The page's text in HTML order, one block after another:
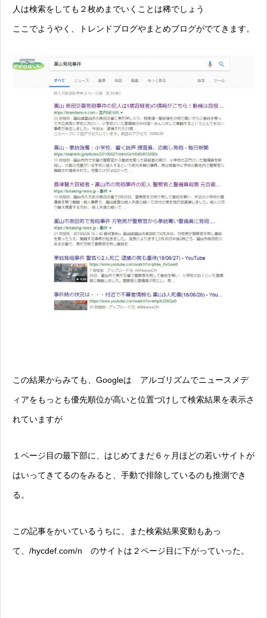
人は検索をしても２枚めまでいくことは稀でしょう
ここでようやく、トレンドブログやまとめブログがでてきます。
この結果からみても、Googleは アルゴリズムでニュースメデ
ィアをもっとも優先順位が高いと位置づけして検索結果を表示さ
れていますが
１ページ目の最下部に、はじめてまだ６ヶ月ほどの若いサイトが
はいってきてるのをみると、手動で排除しているのも推測でき
る。
この記事をかいているうちに、また検索結果変動もあっ
て、/hycdef.com/n のサイトは２ページ目に下がっていった。